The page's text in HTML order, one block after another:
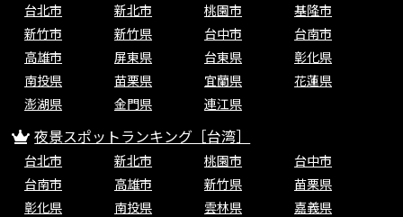
台北市 新北市 桃園市
基隆市
新竹市
新竹県 台中市
台南市
高雄市
屏東県 台東県
彰化県
南投県
苗栗県 宜蘭県
花蓮県
澎湖県
金門県 連江県
夜景スポットランキング［台湾］
台北市 新北市 桃園市
台中市
台南市
高雄市 新竹県
苗栗県
彰化県
南投県 雲林県
嘉義県